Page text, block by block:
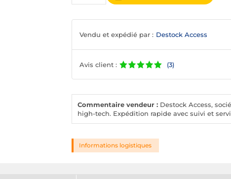
Vendu et expédié par : Destock Access
Avis client : (3)
Commentaire vendeur : Destock Access,
high-tech. Expédition rapide avec suivi et
Informations logistiques